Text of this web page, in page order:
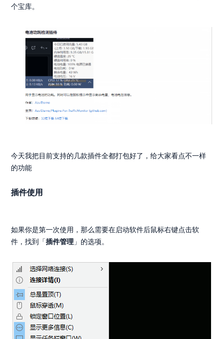
个宝库。
今天我把目前支持的几款插件全都打包好了，给大家看点不一样
的功能
插件使用
如果你是第一次使用，那么需要在启动软件后鼠标右键点击软
件，找到「插件管理 」的选项。